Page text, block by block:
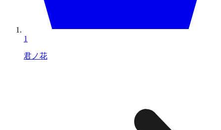
1
君ノ花